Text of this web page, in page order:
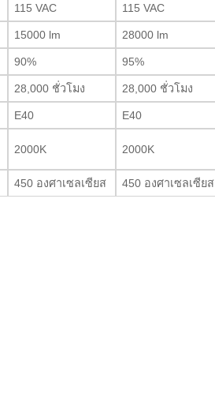
115 VAC 115 VAC
15000 lm 28000 lm
90% 95%
28,000 ชั่วโมง 28,000 ชั่วโมง
E40 E40
2000K 2000K
450 องศาเซลเซียส 450 องศาเซลเซียส